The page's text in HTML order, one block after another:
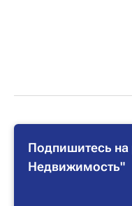
Подпишитесь
Недвижимость"